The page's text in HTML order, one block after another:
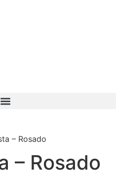
– Rosado
– Rosado